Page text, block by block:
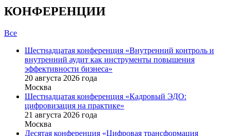
КОНФЕРЕНЦИИ
Все
Шестнадцатая конференция «Внутренний контроль и
внутренний аудит как инструменты повышения
эффективности бизнеса»
20 августа 2026 года
Москва
Шестнадцатая конференция «Кадровый ЭДО:
цифровизация на практике»
21 августа 2026 года
Москва
Десятая конференция «Цифровая трансформация